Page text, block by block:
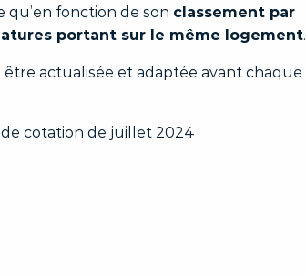
fonction de son classement par
portant sur le même logement.
actualisée et adaptée avant chaque
cotation de juillet 2024